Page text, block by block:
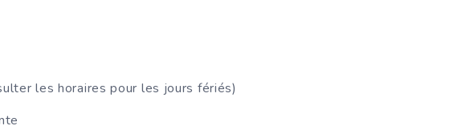
les horaires pour les jours fériés)